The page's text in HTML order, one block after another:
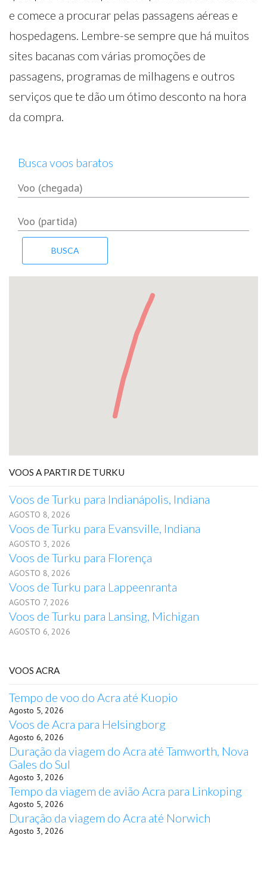
e comece a procurar pelas passagens aéreas e
hospedagens. Lembre-se sempre que há muitos
sites bacanas com várias promoções de
passagens, programas de milhagens e outros
serviços que te dão um ótimo desconto na hora
da compra.
Busca voos baratos
VOOS A PARTIR DE TURKU
Voos de Turku para Indianápolis, Indiana
AGOSTO 8, 2026
Voos de Turku para Evansville, Indiana
AGOSTO 3, 2026
Voos de Turku para Florença
AGOSTO 8, 2026
Voos de Turku para Lappeenranta
AGOSTO 7, 2026
Voos de Turku para Lansing, Michigan
AGOSTO 6, 2026
VOOS ACRA
Tempo de voo do Acra até Kuopio
Agosto 5, 2026
Voos de Acra para Helsingborg
Agosto 6, 2026
Duração da viagem do Acra até Tamworth, Nova
Gales do Sul
Agosto 3, 2026
Tempo da viagem de avião Acra para Linkoping
Agosto 5, 2026
Duração da viagem do Acra até Norwich
Agosto 3, 2026